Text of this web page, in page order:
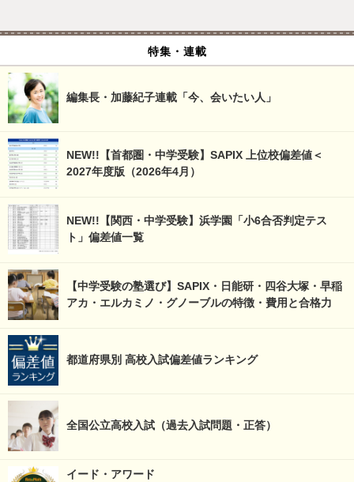
特集・連載
編集長・加藤紀子連載「今、会いたい人」
NEW!!【首都圏・中学受験】SAPIX 上位校偏差値＜
2027年度版（2026年4月）
NEW!!【関西・中学受験】浜学園「小6合否判定テス
ト」偏差値一覧
【中学受験の塾選び】SAPIX・日能研・四谷大塚・早稲
アカ・エルカミノ・グノーブルの特徴・費用と合格力
都道府県別 高校入試偏差値ランキング
全国公立高校入試（過去入試問題・正答）
イード・アワード